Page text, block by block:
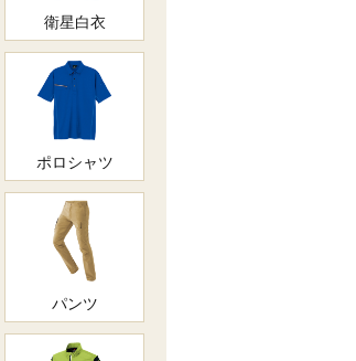
衛星白衣
ポロシャツ
パンツ